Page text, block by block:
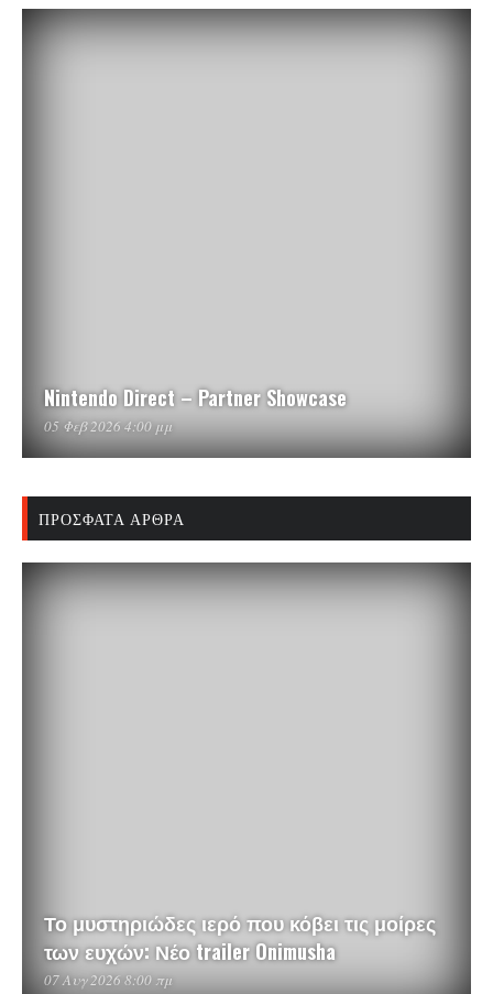
Nintendo Direct – Partner Showcase
05 Φεβ 2026 4:00 μμ
ΠΡΌΣΦΑΤΑ ΆΡΘΡΑ
Το μυστηριώδες ιερό που κόβει τις μοίρες
των ευχών: Νέο trailer Onimusha
07 Αυγ 2026 8:00 πμ